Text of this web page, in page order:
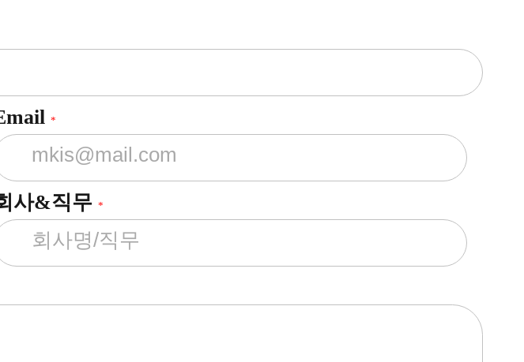
*
사&직무 *